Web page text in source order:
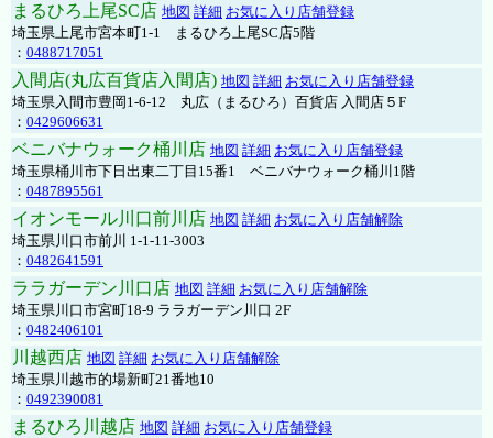
まるひろ上尾SC店 地図 詳細 お気に入り店舗登録
埼玉県上尾市宮本町1-1 まるひろ上尾SC店5階
： 0488717051
入間店(丸広百貨店入間店) 地図 詳細 お気に入り店舗登録
埼玉県入間市豊岡1-6-12 丸広（まるひろ）百貨店 入間店５F
： 0429606631
ベニバナウォーク桶川店 地図 詳細 お気に入り店舗登録
埼玉県桶川市下日出東二丁目15番1 ベニバナウォーク桶川1階
： 0487895561
イオンモール川口前川店 地図 詳細 お気に入り店舗解除
埼玉県川口市前川 1-1-11-3003
： 0482641591
ララガーデン川口店 地図 詳細 お気に入り店舗解除
埼玉県川口市宮町18-9 ララガーデン川口 2F
： 0482406101
川越西店 地図 詳細 お気に入り店舗解除
埼玉県川越市的場新町21番地10
： 0492390081
まるひろ川越店 地図 詳細 お気に入り店舗登録